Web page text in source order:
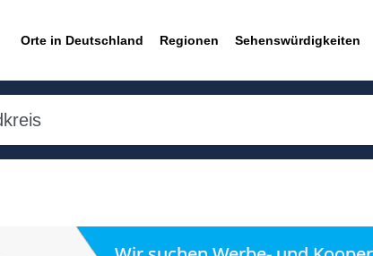
Orte in Deutschland Regionen Sehenswürdigkeiten